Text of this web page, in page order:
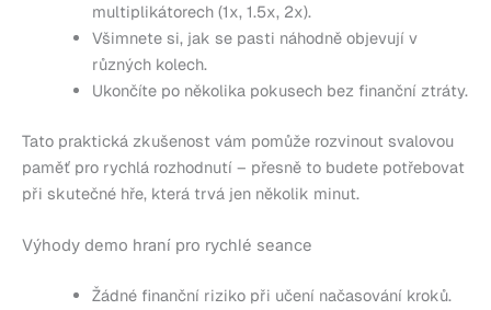
multiplikátorech (1x, 1.5x, 2x).
Všimnete si, jak se pasti náhodně objevují v
různých kolech.
Ukončíte po několika pokusech bez finanční ztráty.
Tato praktická zkušenost vám pomůže rozvinout svalovou
paměť pro rychlá rozhodnutí – přesně to budete potřebovat
při skutečné hře, která trvá jen několik minut.
Výhody demo hraní pro rychlé seance
Žádné finanční riziko při učení načasování kroků.